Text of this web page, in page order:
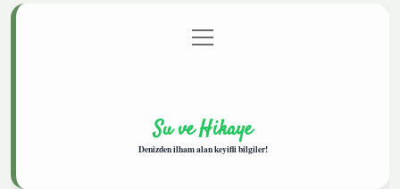
Gizlilik Politikası
menüyü
aç
Su ve Hikaye
Denizden ilham alan keyifli bilgiler!